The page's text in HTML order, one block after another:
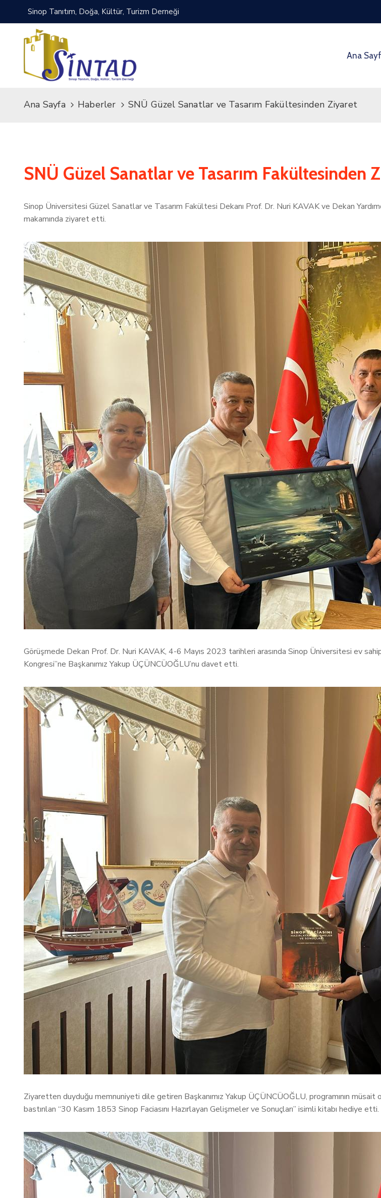
Sinop Tanıtım, Doğa, Kültür, Turizm Derneği
Ana
Ana Sayfa Haberler SNÜ Güzel Sanatlar ve Tasarım Fakültesinden Ziyaret
SNÜ Güzel Sanatlar ve Tasarım Fakültesinden
Sinop Üniversitesi Güzel Sanatlar ve Tasarım Fakültesi Dekanı Prof. Dr. Nuri KAVAK ve Dekan
makamında ziyaret etti.
Görüşmede Dekan Prof. Dr. Nuri KAVAK, 4-6 Mayıs 2023 tarihleri arasında Sinop Üniversitesi ev
Kongresi”ne Başkanımız Yakup ÜÇÜNCÜOĞLU’nu davet etti.
Ziyaretten duyduğu memnuniyeti dile getiren Başkanımız Yakup ÜÇÜNCÜOĞLU, programının müsait
bastırılan “30 Kasım 1853 Sinop Faciasını Hazırlayan Gelişmeler ve Sonuçları” isimli kitabı hediye etti.